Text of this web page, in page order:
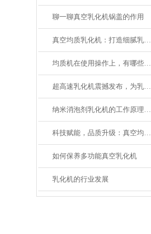
聊一聊真空乳化机锅盖的作用
真空均质乳化机：打造细腻乳化新境界
均质机在使用操作上，有哪些问题？
超高速乳化机震撼发布，为乳化工艺注入强劲动力！
纳米消泡剂乳化机的工作原理及其优点
科技赋能，品质升级：真空均质乳化机创新乳化技术
如何保养多功能真空乳化机
乳化机的行业发展